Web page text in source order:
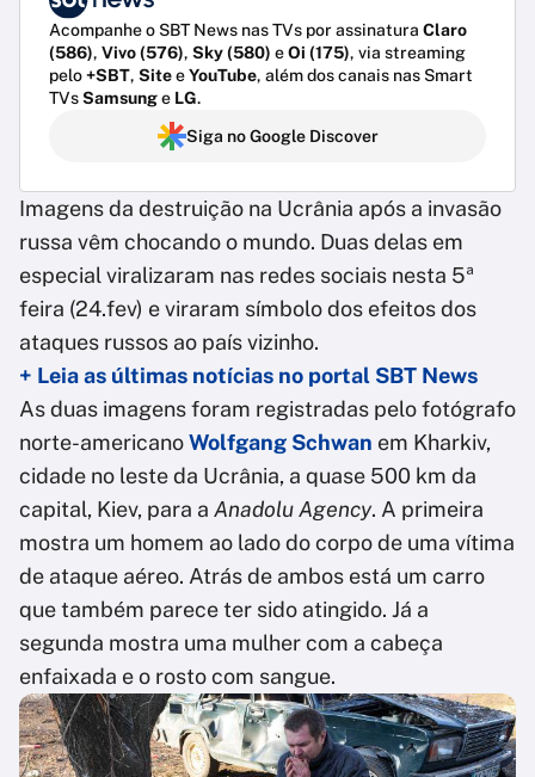
Acompanhe o SBT News nas TVs por assinatura Claro
(586), Vivo (576), Sky (580) eOi (175), via streaming
pelo+SBT, SiteeYouTube, além dos canais nas Smart
TVsSamsunge LG.
Siga no Google Discover
Imagens da destruição na Ucrânia após a invasão
russa vêm chocando o mundo. Duas delas em
especial viralizaram nas redes sociais nesta 5ª
feira (24.fev) e viraram símbolo dos efeitos dos
ataques russos ao país vizinho.
+ Leia as últimas notícias no portal SBT News
As duas imagens foram registradas pelo fotógrafo
norte-americanoWolfgang Schwan em Kharkiv,
cidade no leste da Ucrânia, a quase 500 km da
capital, Kiev, para a Anadolu Agency. A primeira
mostra um homem ao lado do corpo de uma vítima
de ataque aéreo. Atrás de ambos está um carro
que também parece ter sido atingido. Já a
segunda mostra uma mulher com a cabeça
enfaixada e o rosto com sangue.